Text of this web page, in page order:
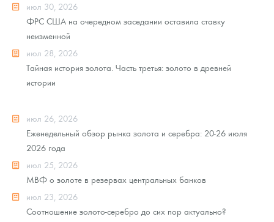
июл 30, 2026
ФРС США на очередном заседании оставила ставку
неизменной
июл 28, 2026
Тайная история золота. Часть третья: золото в древней
истории
июл 26, 2026
Еженедельный обзор рынка золота и серебра: 20-26 июля
2026 года
июл 25, 2026
МВФ о золоте в резервах центральных банков
июл 23, 2026
Соотношение золото-серебро до сих пор актуально?